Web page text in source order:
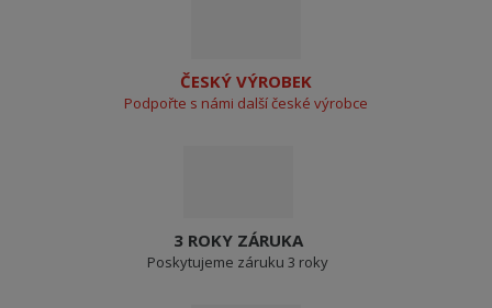
ČESKÝ VÝROBEK
Podpořte s námi další české výrobce
3 ROKY ZÁRUKA
Poskytujeme záruku 3 roky